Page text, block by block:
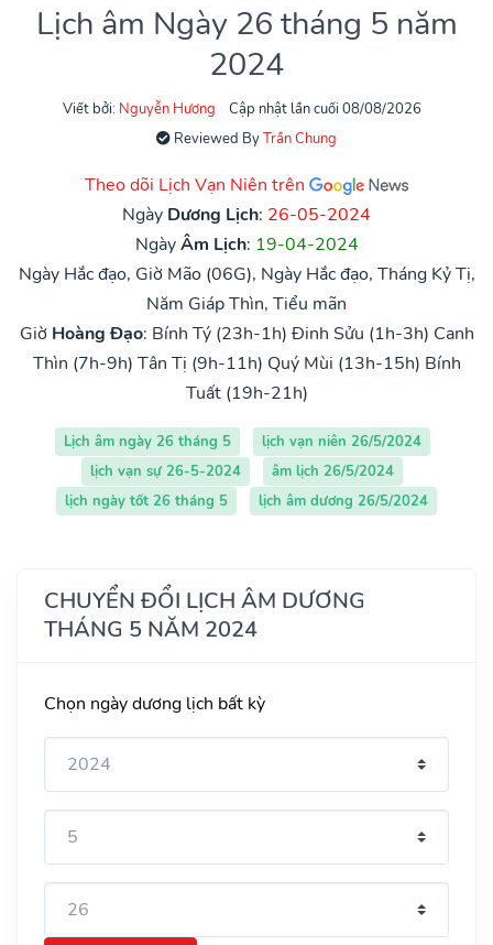
Lịch âm Ngày 26 tháng 5 năm
2024
Viết bởi: Nguyễn Hương
Cập nhật lần cuối 08/08/2026
Reviewed ByTrần Chung
Theo dõi Lịch Vạn Niên trên
Ngày Dương Lịch: 26-05-2024
NgàyÂm Lịch: 19-04-2024
Ngày Hắc đạo, Giờ Mão (06G), Ngày Hắc đạo, Tháng Kỷ Tị,
Năm Giáp Thìn, Tiểu mãn
Giờ Hoàng Đạo: Bính Tý (23h-1h) Đinh Sửu (1h-3h) Canh
Thìn (7h-9h) Tân Tị (9h-11h) Quý Mùi (13h-15h) Bính
Tuất (19h-21h)
Lịch âm ngày 26 tháng 5
lịch vạn niên 26/5/2024
lịch vạn sự 26-5-2024
âm lịch 26/5/2024
lịch ngày tốt 26 tháng 5
lịch âm dương 26/5/2024
CHUYỂN ĐỔI LỊCH ÂM DƯƠNG
THÁNG 5 NĂM 2024
Chọn ngày dương lịch bất kỳ